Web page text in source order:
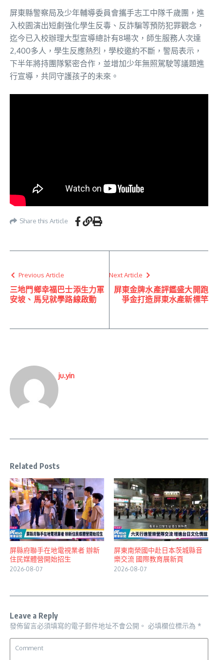
屏東縣警察局及少年輔導委員會攜手志工中隊千歲團，進
入校園演出短劇強化學生反毒、反詐騙等預防犯罪觀念，
迄今已入校辦理大型宣導總計有8場次，師生服務人次達
2,400多人，學生反應熱烈，學校邀約不斷，警局表示，
下半年將持團隊緊密合作，並增加少年無照駕駛等議題進
行宣導，共同守護孩子的未來。
Share this Article
Previous Article
三地門鄉幸福巴士添生力軍
安坡、馬兒就學路線啟動
Next Article
屏東金牌水產評鑑盛大開跑
爭金打造屏東水產新標竿
ju.yin
Related Posts
屏縣府聯手在地電視業者 辦新
住民媒體營開始招生
2026-08-07
屏東南榮國中赴日本茨城縣音
樂交流 國際教育展新頁
2026-08-07
Leave a Reply
發佈留言必須填寫的電子郵件地址不會公開。 必填欄位標示為 *